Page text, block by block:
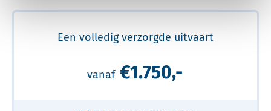
Een volledig verzorgde uitvaart
vanaf €1.750,-